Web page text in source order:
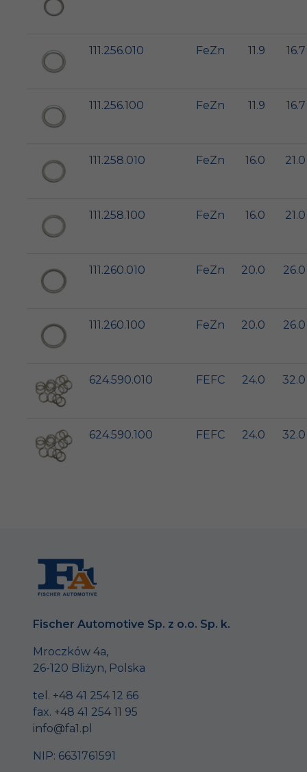
111.256.010 FeZn 11.9 16.7
111.256.100 FeZn 11.9 16.7
111.258.010 FeZn 16.0 21.0
111.258.100 FeZn 16.0 21.0
111.260.010 FeZn 20.0 26.0
111.260.100 FeZn 20.0 26.0
624.590.010 FEFC 24.0 32.0
624.590.100 FEFC 24.0 32.0
Fischer Automotive Sp. z o.o. Sp. k.
Mroczków 4a,
26-120 Bliżyn, Polska
tel. +48 41 254 12 66
fax. +48 41 254 11 95
info@fa1.pl
NIP: 6631761591